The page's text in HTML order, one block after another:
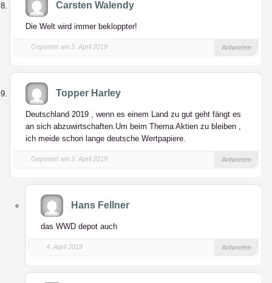
Carsten Walendy
Die Welt wird immer bekloppter!
Gepostet am 3. April 2019 Antworten
Topper Harley
Deutschland 2019 , wenn es einem Land zu gut geht fängt es
an sich abzuwirtschaften.Um beim Thema Aktien zu bleiben ,
ich meide schon lange deutsche Wertpapiere.
Gepostet am 3. April 2019 Antworten
Hans Fellner
das WWD depot auch
4. April 2019 Antworten